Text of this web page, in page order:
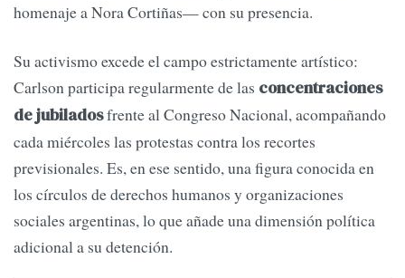
homenaje a Nora Cortiñas— con su presencia.
Su activismo excede el campo estrictamente artístico:
Carlson participa regularmente de las concentraciones
de jubiladosfrente al Congreso Nacional, acompañando
cada miércoles las protestas contra los recortes
previsionales. Es, en ese sentido, una figura conocida en
los círculos de derechos humanos y organizaciones
sociales argentinas, lo que añade una dimensión política
adicional a su detención.